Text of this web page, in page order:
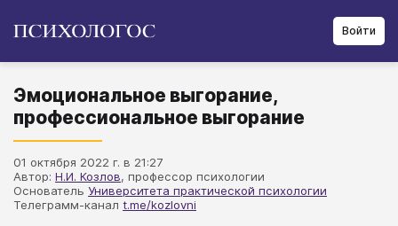
Войти
Эмоциональное выгорание,
профессиональное выгорание
01 октября 2022 г. в 21:27
Автор: Н.И. Козлов, профессор психологии
Основатель Университета практической психологии
Телеграмм-канал t.me/kozlovni